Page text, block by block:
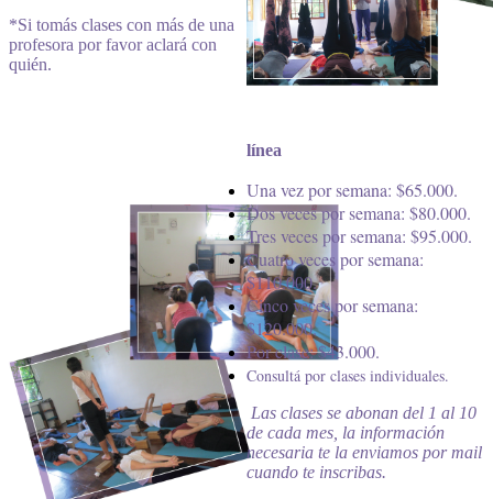
*Si tomás clases con más de una
profesora por favor aclará con
quién.
línea
Una vez por semana: $65.000.
Dos veces por semana: $80.000.
Tres veces por semana: $95.000.
Cuatro veces por semana:
$110.000.
Cinco veces por semana:
$120.000.
Por clase: $43.000.
Consultá por clases individuales.
Las clases se abonan del 1 al 10
de cada mes, la información
necesaria te la enviamos por mail
cuando te inscribas.